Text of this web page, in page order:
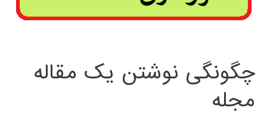
چگونگی نوشتن یک مقاله
مجله